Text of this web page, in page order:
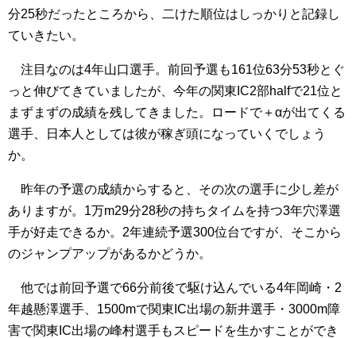
分25秒だったところから、二けた順位はしっかりと記録し
ていきたい。
注目なのは4年山口選手。前回予選も161位63分53秒とぐ
っと伸びてきていましたが、今年の関東IC2部halfで21位と
まずまずの成績を残してきました。ロードで＋αが出てくる
選手、日本人としては彼が稼ぎ頭になっていくでしょう
か。
昨年の予選の成績からすると、その次の選手に少し差が
ありますが。1万m29分28秒の持ちタイムを持つ3年穴澤選
手が好走できるか。2年連続予選300位台ですが、そこから
のジャンプアップがあるかどうか。
他では前回予選で66分前後で駆け込んでいる4年岡崎・2
年越懸澤選手、1500mで関東IC出場の新井選手・3000m障
害で関東IC出場の峰村選手もスピードを生かすことができ